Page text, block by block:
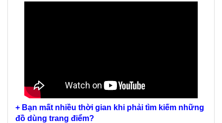
+ Bạn mất nhiều thời gian khi phải tìm kiếm những
đồ dùng trang điểm?